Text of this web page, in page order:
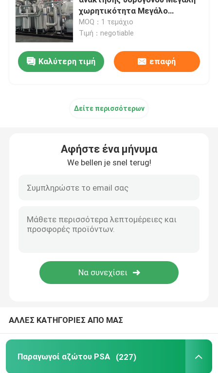
Γεννήτρια αζώτου μεμβράνης
Συσκευή γεννήσεως οξυγόνου για ιατρική χρήση
Εργασιακό στεγνωτήρα αερίου
Κρεκάρισμα μεθανόλης
χωρητικότητα Μεγάλο
ποσοστό ανακύκλωσης
MOQ：1 τεμάχιο
Τιμή：negotiable
Καλύτερη τιμή επαφή
Δείτε περισσότερων
Αφήστε ένα μήνυμα
We bellen je snel terug!
ΑΛΛΕΣ ΚΑΤΗΓΟΡΙΕΣ ΑΠΟ ΜΑΣ
Παραγωγοί αζώτου PSA (227)